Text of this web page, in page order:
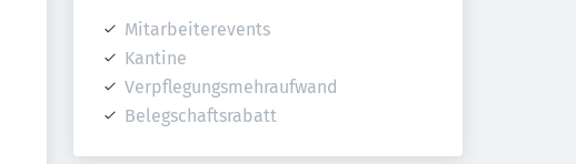
Mitarbeiterevents
Kantine
Verpflegungsmehraufwand
Belegschaftsrabatt